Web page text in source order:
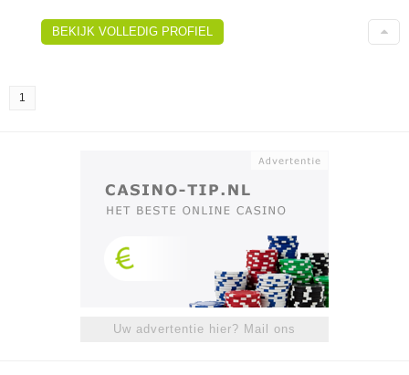
BEKIJK VOLLEDIG PROFIEL
1
Uw advertentie hier? Mail ons